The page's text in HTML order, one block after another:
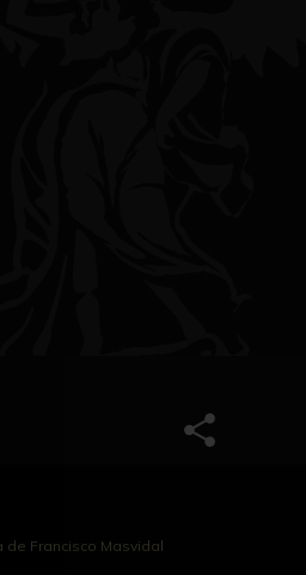
Francisco Masvidal